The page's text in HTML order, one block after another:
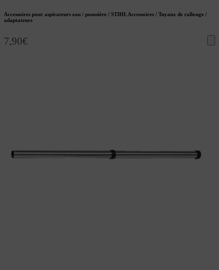
Accessoires pour aspirateurs eau / poussière / STIHL Accessoires / Tuyaux de rallonge /
adaptateurs
7,90€